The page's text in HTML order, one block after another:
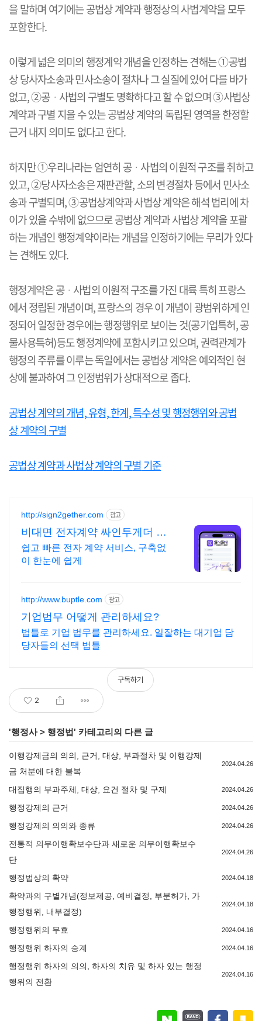
을 말하며 여기에는 공법상 계약과 행정상의 사법계약을 모두
포함한다.
이렇게 넓은 의미의 행정계약 개념을 인정하는 견해는①공법
상 당사자소송과 민사소송이 절차나 그 실질에 있어 다를 바가
없고, ②공ᆞ 사법의 구별도 명확하다고 할 수 없으며③사법상
계약과 구별 지을 수 있는 공법상 계약의 독립된 영역을 한정할
근거 내지 의미도 없다고 한다.
하지만①우리나라는 엄연히 공ᆞ 사법의 이원적 구조를 취하고
있고, ②당사자소송은 재판관할,소의 변경절차 등에서 민사소
송과 구별되며, ③공법상계약과 사법상 계약은 해석 법리에 차
이가 있을 수밖에 없으므로 공법상 계약과 사법상 계약을 포괄
하는 개념인 행정계약이라는 개념을 인정하기에는 무리가 있다
는 견해도 있다.
행정계약은 공ᆞ 사법의 이원적 구조를 가진 대륙 특히 프랑스
에서 정립된 개념이며,프랑스의 경우 이 개념이 광범위하게 인
정되어 일정한 경우에는 행정행위로 보이는 것(공기업특허,공
물사용특허)등도 행정계약에 포함시키고 있으며,권력관계가
행정의 주류를 이루는 독일에서는 공법상 계약은 예외적인 현
상에 불과하여 그 인정범위가 상대적으로 좁다.
공법상계약의개념,유형,한계,특수성및행정행위와공법
상계약의 구별
공법상계약과사법상계약의구별기준
http://sign2gether.com 광고
비대면 전자계약 싸인투게더 추
가 기능 제한없이 사용가능
쉽고 빠른 전자 계약 서비스, 구축없
이 한눈에 쉽게
http://www.buptle.com 광고
기업법무 어떻게 관리하세요?
법틀로 기업 법무를 관리하세요. 일잘하는 대기업 담
당자들의 선택 법틀
2
구독하기
'행정사> 행정법' 카테고리의 다른 글
이행강제금의 의의, 근거, 대상, 부과절차 및 이행강제
금 처분에 대한 불복
2024.04.26
대집행의 부과주체, 대상, 요건 절차 및 구제 2024.04.26
행정강제의 근거 2024.04.26
행정강제의 의의와 종류 2024.04.26
전통적 의무이행확보수단과 새로운 의무이행확보수
단
2024.04.26
행정법상의 확약 2024.04.18
확약과의 구별개념(정보제공, 예비결정, 부분허가, 가
행정행위, 내부결정)
2024.04.18
행정행위의 무효 2024.04.16
행정행위 하자의 승계 2024.04.16
행정행위 하자의 의의, 하자의 치유 및 하자 있는 행정
행위의 전환
2024.04.16